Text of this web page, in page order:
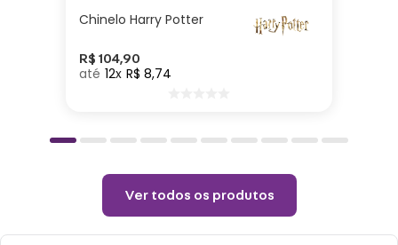
Cuidados e recomendações de uso:
Lavar com água, esponja macia e
Não vai ao micro-ondas, nem a lava-
Não utilizar químicos e abrasivos.
Choques ou quedas podem trincar ou
quebrar o produto, pois trata-se de um
Chinelo Harry Potter
R$ 104,90
12 R$ 8,74
Ver todos os produtos